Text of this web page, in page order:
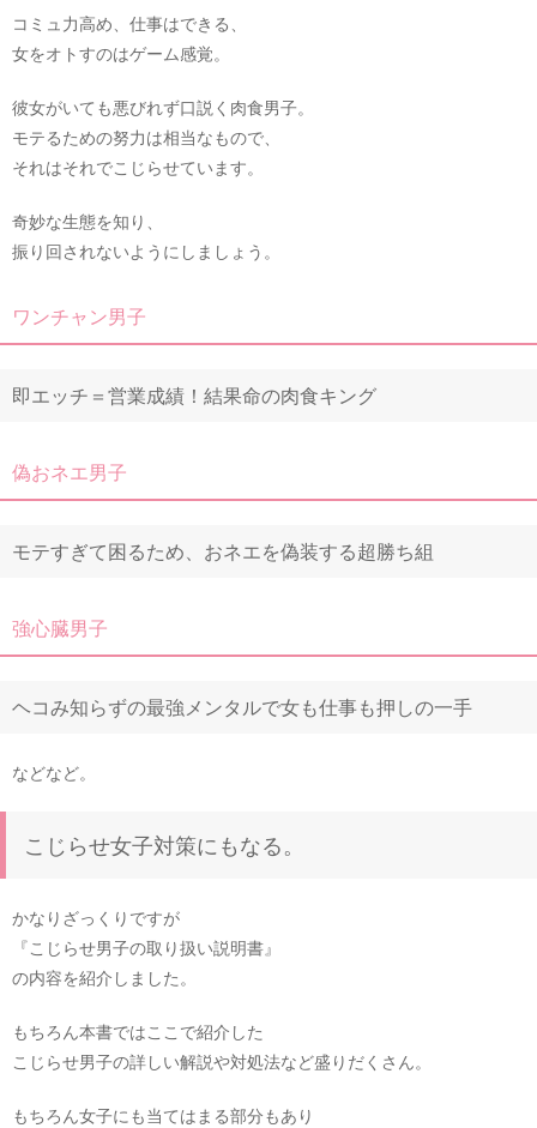
コミュ力高め、仕事はできる、
女をオトすのはゲーム感覚。
彼女がいても悪びれず口説く肉食男子。
モテるための努力は相当なもので、
それはそれでこじらせています。
奇妙な生態を知り、
振り回されないようにしましょう。
ワンチャン男子
即エッチ＝営業成績！結果命の肉食キング
偽おネエ男子
モテすぎて困るため、おネエを偽装する超勝ち組
強心臓男子
ヘコみ知らずの最強メンタルで女も仕事も押しの一手
などなど。
こじらせ女子対策にもなる。
かなりざっくりですが
『こじらせ男子の取り扱い説明書』
の内容を紹介しました。
もちろん本書ではここで紹介した
こじらせ男子の詳しい解説や対処法など盛りだくさん。
もちろん女子にも当てはまる部分もあり